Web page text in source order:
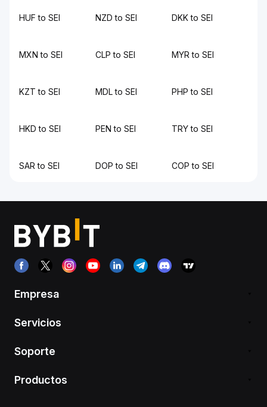
HUF to SEI NZD to SEI DKK to SEI
MXN to SEI CLP to SEI MYR to SEI
KZT to SEI MDL to SEI PHP to SEI
HKD to SEI PEN to SEI TRY to SEI
SAR to SEI DOP to SEI COP to SEI
Empresa
Servicios
Soporte
Productos